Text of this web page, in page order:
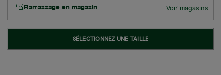
Ramassage en magasin Voir magasins
SÉLECTIONNEZ UNE TAILLE